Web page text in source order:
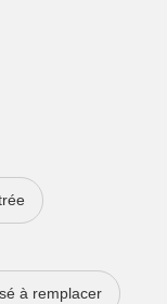
à remplacer